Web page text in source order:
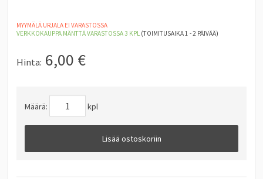
MYYMÄLÄ URJALA EI VARASTOSSA
VERKKOKAUPPA MÄNTTÄVARASTOSSA 3 KPL(TOIMITUSAIKA 1 - 2 PÄIVÄÄ)
Hinta: 6,00 €
Määrä: kpl
Lisää ostoskoriin